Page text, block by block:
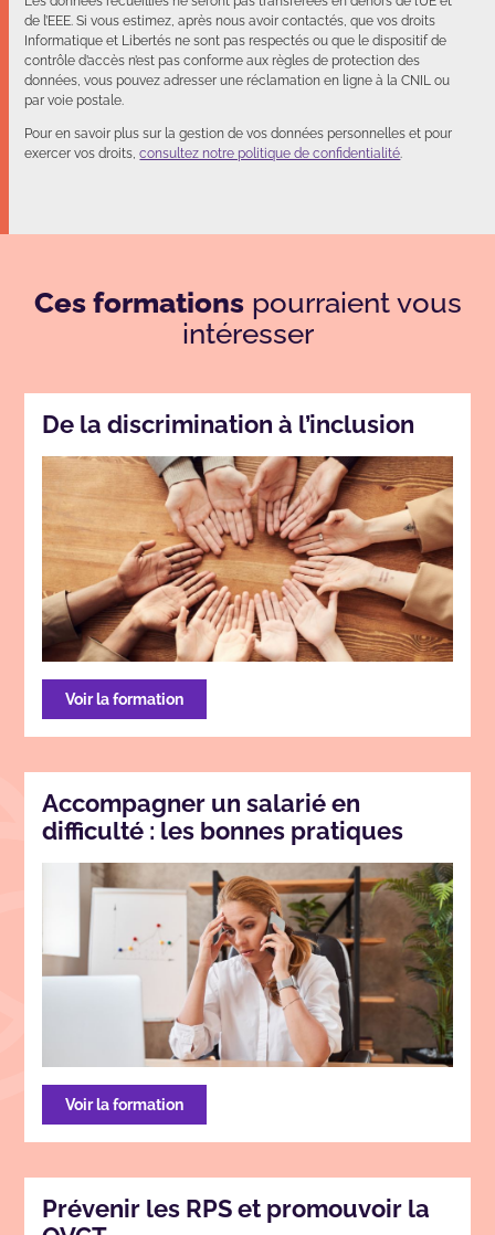
de l’EEE. Si vous estimez, après nous avoir contactés, que vos droits
Informatique et Libertés ne sont pas respectés ou que le dispositif de
contrôle d’accès n’est pas conforme aux règles de protection des
données, vous pouvez adresser une réclamation en ligne à la CNIL ou
par voie postale.
Pour en savoir plus sur la gestion de vos données personnelles et pour
exercer vos droits,consultez notre politique de confidentialité.
Ces formationspourraient vous
intéresser
De la discrimination à l’inclusion
Voir la formation
Accompagner un salarié en
difficulté : les bonnes pratiques
Voir la formation
Prévenir les RPS et promouvoir la